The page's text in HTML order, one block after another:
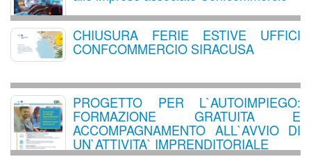
CHIUSURA FERIE ESTIVE UFFICI
CONFCOMMERCIO SIRACUSA
PROGETTO PER L`AUTOIMPIEGO:
FORMAZIONE GRATUITA E
ACCOMPAGNAMENTO ALL`AVVIO DI
UN`ATTIVITA` IMPRENDITORIALE